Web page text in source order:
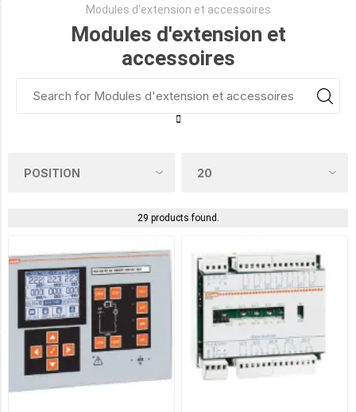
Modules d'extension et accessoires
Modules d'extension et
accessoires
29 products found.
TYPE
(3)
(3)
(8)
MODULE
I/O
(12)
Availability